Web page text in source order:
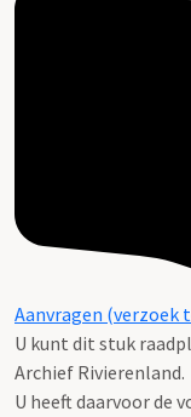
Aanvragen (verzoek
U kunt dit stuk
Archief Rivierenland.
U heeft daarvoor de